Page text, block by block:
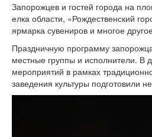
Запорожцев и гостей города на
елка области, «Рождественский
ярмарка сувениров и многое
Праздничную программу
местные группы и исполнители. В
мероприятий в рамках
заведения культуры подготовили